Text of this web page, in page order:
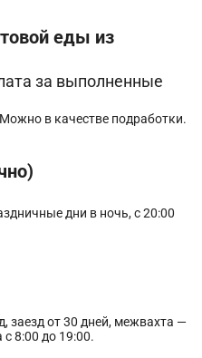
еды из
за выполненные
в качестве подработки.
дни в ночь, с 20:00
заезд от 30 дней, межвахта —
8:00 до 19:00.